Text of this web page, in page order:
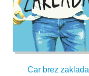
Car brez zaklada